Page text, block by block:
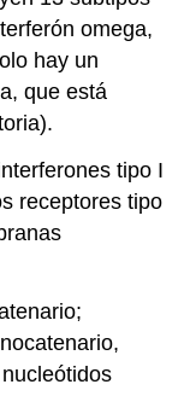
omega,
hay un
que está
tipo I
receptores tipo